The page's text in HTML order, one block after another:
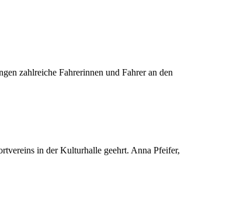
zahlreiche Fahrerinnen und Fahrer an den
in der Kulturhalle geehrt. Anna Pfeifer,